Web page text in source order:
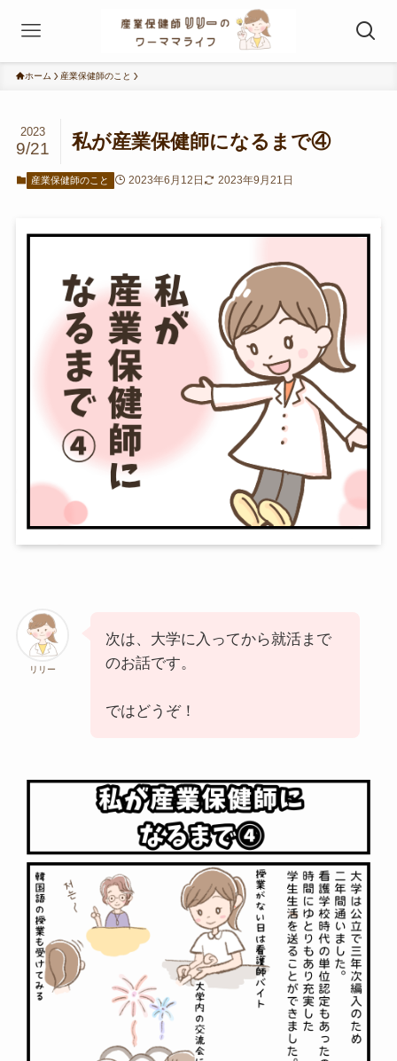
ホーム 産業保健師のこと
私が産業保健師になるまで④
2023
9/21
産業保健師のこと 2023年6月12日 2023年9月21日
リリー
次は、大学に入ってから就活まで
のお話です。
ではどうぞ！